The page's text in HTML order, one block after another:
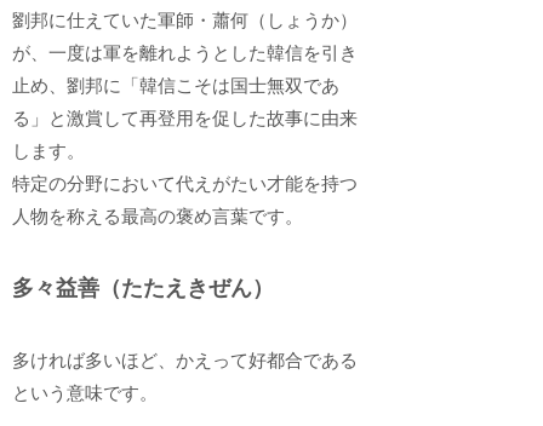
劉邦に仕えていた軍師・蕭何（しょうか）
が、一度は軍を離れようとした韓信を引き
止め、劉邦に「韓信こそは国士無双であ
る」と激賞して再登用を促した故事に由来
します。
特定の分野において代えがたい才能を持つ
人物を称える最高の褒め言葉です。
多々益善（たたえきぜん）
多ければ多いほど、かえって好都合である
という意味です。